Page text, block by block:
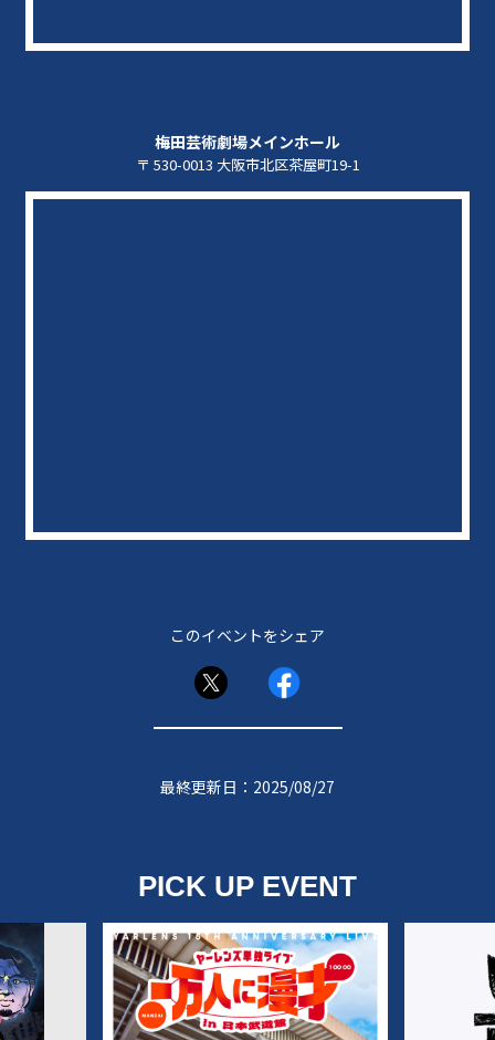
梅田芸術劇場メインホール
〒 530-0013 大阪市北区茶屋町19-1
このイベントをシェア
最終更新日：2025/08/27
PICK UP EVENT